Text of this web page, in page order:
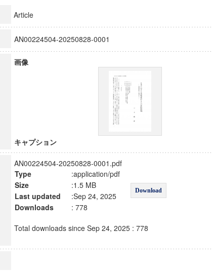
Article
AN00224504-20250828-0001
画像
キャプション
AN00224504-20250828-0001.pdf
Type
:application/pdf
Download
Size
:1.5 MB
Last updated
:Sep 24, 2025
Downloads
: 778
Total downloads since Sep 24, 2025 : 778